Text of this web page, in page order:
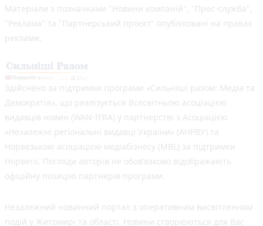
Матеріали з позначками "Новини компаній", "Прес-служба",
"Реклама" та "Партнерський проєкт" опубліковані на правах
реклами.
Здійснено за підтримки програми «Сильніші разом: Медіа та
Демократія», що реалізується Всесвітньою асоціацією
видавців новин (WAN-IFRA) у партнерстві з Асоціацією
«Незалежні регіональні видавці України» (АНРВУ) та
Норвезькою асоціацією медіабізнесу (MBL) за підтримки
Норвегії. Погляди авторів не обов’язково відображають
офіційну позицію партнерів програми.
Незалежний новинний портал з оперативним висвітленням
подій у Житомирі та області. Новини створюються для Вас